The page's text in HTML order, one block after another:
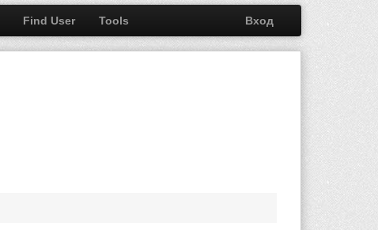
Find User Tools Вход